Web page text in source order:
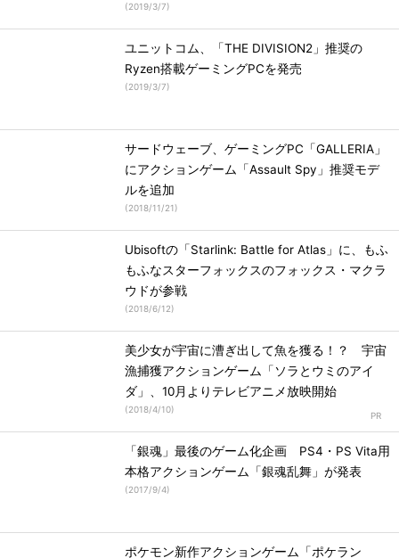
(2019/3/7)
ユニットコム、「THE DIVISION2」推奨の
Ryzen搭載ゲーミングPCを発売
(2019/3/7)
サードウェーブ、ゲーミングPC「GALLERIA」
にアクションゲーム「Assault Spy」推奨モデ
ルを追加
(2018/11/21)
Ubisoftの「Starlink: Battle for Atlas」に、もふ
もふなスターフォックスのフォックス・マクラ
ウドが参戦
(2018/6/12)
美少女が宇宙に漕ぎ出して魚を獲る！？ 宇宙
漁捕獲アクションゲーム「ソラとウミのアイ
ダ」、10月よりテレビアニメ放映開始
(2018/4/10)
「銀魂」最後のゲーム化企画 PS4・PS Vita用
本格アクションゲーム「銀魂乱舞」が発表
(2017/9/4)
ポケモン新作アクションゲーム「ポケラン